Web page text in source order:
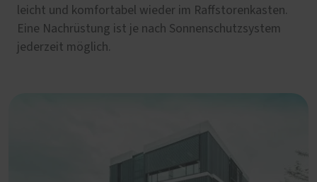
leicht und komfortabel wieder im Raffstorenkasten.
Eine Nachrüstung ist je nach Sonnenschutzsystem
jederzeit möglich.